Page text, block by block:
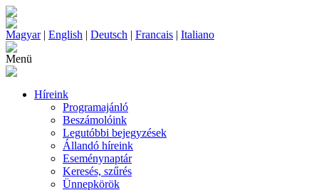
Magyar| English | Deutsch | Francais | Italiano
Menü
Híreink
Programajánló
Beszámolóink
Legutóbbi bejegyzések
Állandó híreink
Eseménynaptár
Keresés, szűrés
Ünnepkörök